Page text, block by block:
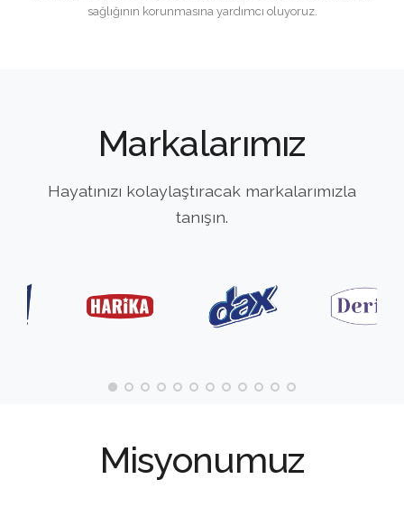
sağlığının korunmasına yardımcı oluyoruz.
Markalarımız
Hayatınızı kolaylaştıracak markalarımızla
tanışın.
Misyonumuz